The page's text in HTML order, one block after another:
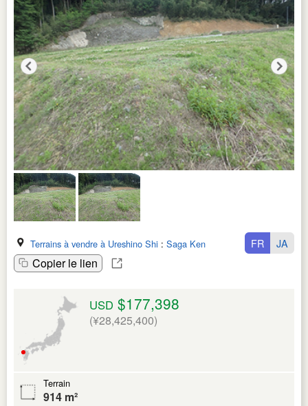
Terrains à vendre à Ureshino Shi : Saga Ken
Copier le lien
FR JA
USD $177,398
(¥28,425,400)
Terrain
914 m²